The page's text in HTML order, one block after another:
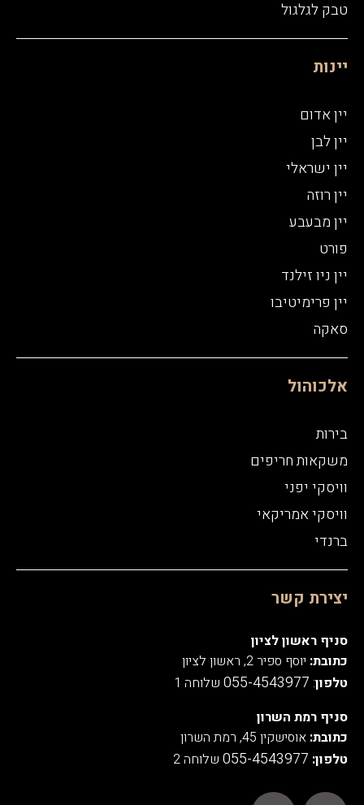
טבק לגלגול
יינות
יין אדום
יין לבן
יין ישראלי
יין רוזה
יין מבעבע
פורט
יין ניו זילנד
יין פרימיטיבו
סאקה
אלכוהול
בירות
משקאות חריפים
וויסקי יפני
וויסקי אמריקאי
ברנדי
יצירת קשר
סניף ראשון לציון
כתובת: יוסף ספיר 2, ראשון לציון
טלפון:
055-4543977 שלוחה 1
סניף רמת השרון
כתובת: אוסישקין 45, רמת השרון
טלפון: 055-4543977 שלוחה 2